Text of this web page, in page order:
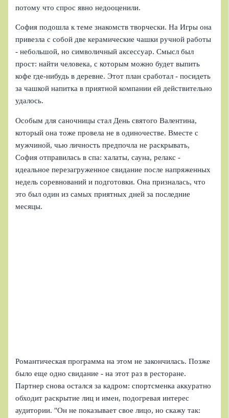
потому что спрос явно недооценили.
София подошла к теме знакомств творчески. На Игры она
привезла с собой две керамические чашки ручной работы
- небольшой, но символичный аксессуар. Смысл был
прост: найти человека, с которым можно будет выпить
кофе где-нибудь в деревне. Этот план сработал - посидеть
за чашкой напитка в приятной компании ей действительно
удалось.
Особым для саночницы стал День святого Валентина,
который она тоже провела не в одиночестве. Вместе с
мужчиной, чью личность предпочла не раскрывать,
София отправилась в спа: халаты, сауна, релакс -
идеальное перезагруженное свидание после напряженных
недель соревнований и подготовки. Она призналась, что
это был один из самых приятных дней за последние
месяцы.
Романтическая программа на этом не закончилась. Позже
было еще одно свидание - на этот раз в ресторане.
Партнер снова остался за кадром: спортсменка аккуратно
обходит раскрытие лиц и имен, подогревая интерес
аудитории. "Он не показывает свое лицо, но скажу так: